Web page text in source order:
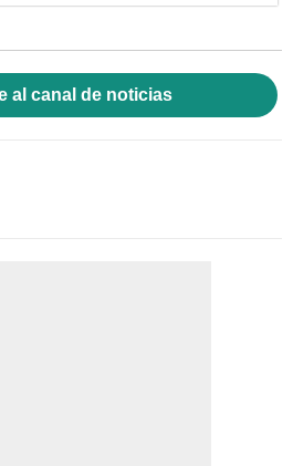
al canal de noticias